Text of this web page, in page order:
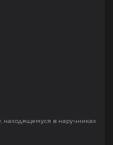
находящемуся в наручниках